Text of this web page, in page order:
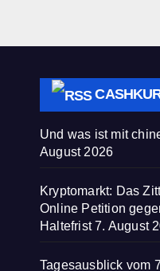
Und was ist mit
August 2026
Kryptomarkt: Das
Online Petition
Haltefrist 7. August
Tagesausblick vom